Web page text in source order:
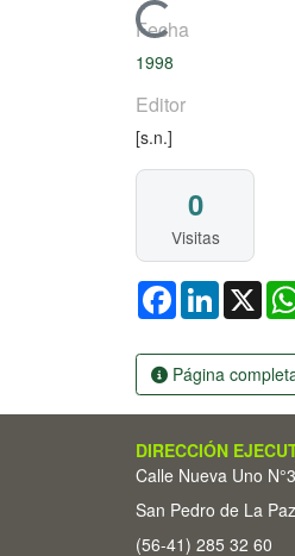
Cargando...
Fecha
1998
Editor
[s.n.]
0
Visitas
FacebookLinkedIn
X
Página
DIRECCIÓN
Calle Nueva Uno
San Pedro de La
(56-41) 285 32 60